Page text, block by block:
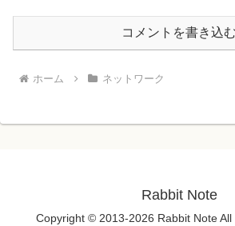
コメントを書き込む
ホーム ネットワーク
Rabbit Note
Copyright © 2013-2026 Rabbit Note All